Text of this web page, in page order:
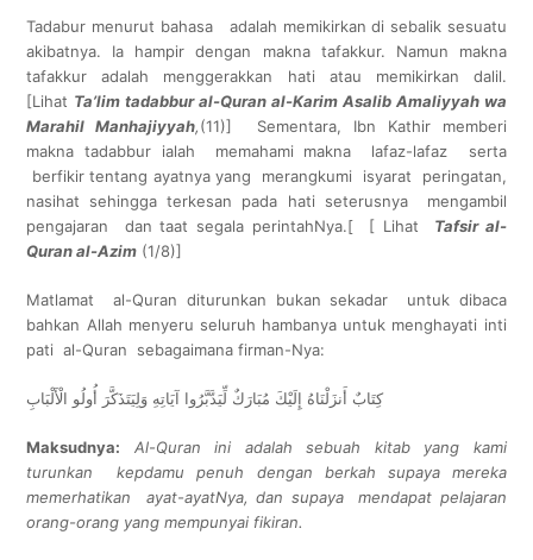
Tadabur menurut bahasa adalah memikirkan di sebalik sesuatu
akibatnya. Ia hampir dengan makna tafakkur. Namun makna
tafakkur adalah menggerakkan hati atau memikirkan dalil.
[Lihat Ta’lim tadabbur al-Quran al-Karim Asalib Amaliyyah wa
Marahil Manhajiyyah,(11)] Sementara, Ibn Kathir memberi
makna tadabbur ialah memahami makna lafaz-lafaz serta
berfikir tentang ayatnya yang merangkumi isyarat peringatan,
nasihat sehingga terkesan pada hati seterusnya mengambil
pengajaran dan taat segala perintahNya.[ [ Lihat Tafsir al-
Quran al-Azim (1/8)]
Matlamat al-Quran diturunkan bukan sekadar untuk dibaca
bahkan Allah menyeru seluruh hambanya untuk menghayati inti
pati al-Quran sebagaimana firman-Nya:
كِتَابٌ أَنزَلْنَاهُ إِلَيْكَ مُبَارَكٌ لِّيَدَّبَّرُوا آيَاتِهِ وَلِيَتَذَكَّرَ أُولُو الْأَلْبَابِ
Maksudnya:
Al-Quran ini adalah sebuah kitab yang kami
turunkan kepdamu penuh dengan berkah supaya mereka
memerhatikan ayat-ayatNya, dan supaya mendapat pelajaran
orang-orang yang mempunyai fikiran.